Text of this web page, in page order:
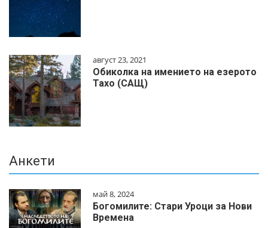
август 23, 2021
Обиколка на имението на езерото
Тахо (САЩ)
Анкети
май 8, 2024
Богомилите: Стари Уроци за Нови
Времена